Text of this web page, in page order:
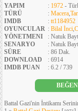
YAPIM : 1972 -
TÜRÜ
: Macera,
IMDB
: tt1184952
OYUNCULAR : Bilal İnci,
YÖNETMENI
: Natuk
SENARYO
: Natuk
SÜRE
: 86 Dak.
DOWNLOAD
: 6914
IMDB PUAN
: 6.2 / 739
Battal Gazi'nin İntikamı